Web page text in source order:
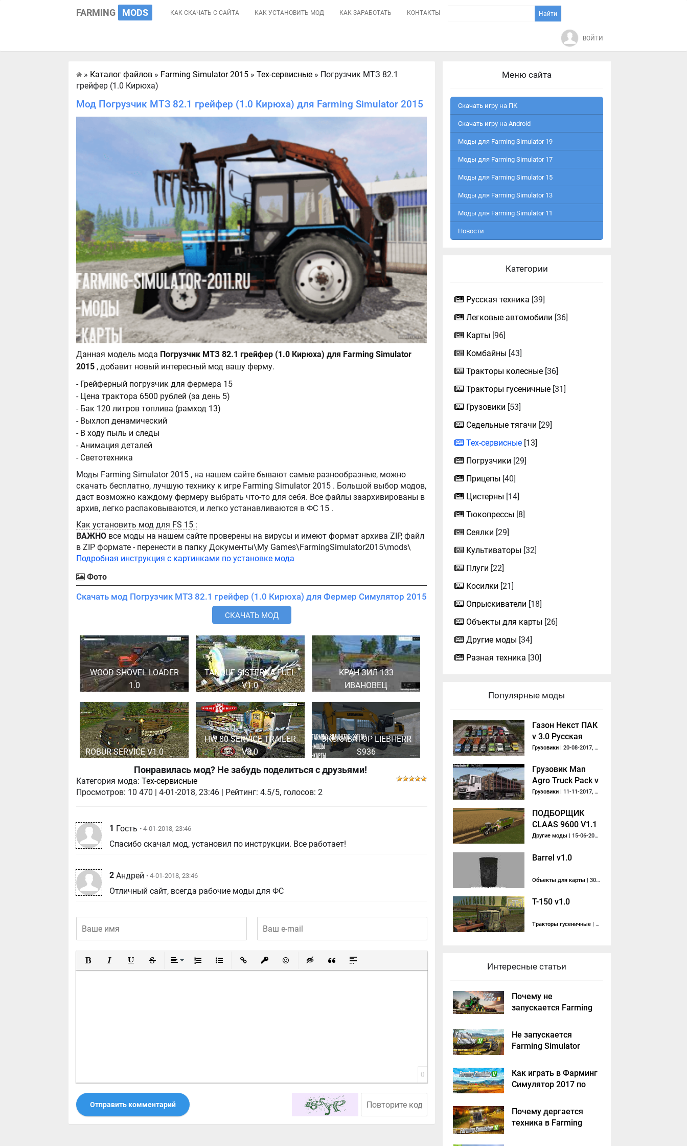
FARMING MODS КАК СКАЧАТЬ С САЙТА КАК УСТАНОВИТЬ МОД КАК ЗАРАБОТАТЬ КОНТАКТЫ
ВОЙТИ
Главная
» Каталог файлов » Farming Simulator 2015 »Тех-сервисные » Погрузчик МТЗ 82.1
грейфер (1.0 Кирюха)
Мод Погрузчик МТЗ 82.1 грейфер (1.0 Кирюха) для Farming Simulator 2015
Данная модель мода Погрузчик МТЗ 82.1 грейфер (1.0 Кирюха) для Farming Simulator
2015 , добавит новый интересный мод вашу ферму.
- Грейферный погрузчик для фермера 15
- Цена трактора 6500 рублей (за день 5)
- Бак 120 литров топлива (рамход 13)
- Выхлоп денамический
- В ходу пыль и следы
- Анимация деталей
- Светотехника
Моды Farming Simulator 2015 , на нашем сайте бывают самые разнообразные, можно
скачать бесплатно, лучшую технику к игре Farming Simulator 2015 . Большой выбор модов,
даст возможно каждому фермеру выбрать что-то для себя. Все файлы заархивированы в
архив, легко распаковываются, и легко устанавливаются в ФС 15 .
Как установить мод для FS 15 :
ВАЖНО все моды на нашем сайте проверены на вирусы и имеют формат архива ZIP, файл
в ZIP формате - перенести в папку Документы\My Games\FarmingSimulator2015\mods\
Подробная инструкция с картинками по установке мода
Фото
Скачать мод Погрузчик МТЗ 82.1 грейфер (1.0 Кирюха) для Фермер Симулятор 2015
СКАЧАТЬ МОД
WOOD SHOVEL LOADER
1.0
TANQUE SISTERNA FUEL
V1.0
КРАН ЗИЛ 133
ИВАНОВЕЦ
ROBUR SERVICE V1.0
HW 80 SERVICE TRAILER
V3.0
ЭКСКАВАТОР LIEBHERR
S936
Понравилась мод? Не забудь поделиться с друзьями!
Категория мода: Тех-сервисные
Просмотров: 10 470 |4-01-2018, 23:46 | Рейтинг: 4.5/5, голосов:2
1 Гость • 4-01-2018, 23:46
Спасибо скачал мод, установил по инструкции. Все работает!
2 Андрей • 4-01-2018, 23:46
Отличный сайт, всегда рабочие моды для ФС
Полужирный
КурсивПодчеркнутый
ЗачеркнутыйВыравнивание
Нумерованный список
Маркированный список
Вставить ссылку
Вставить защищенную ссылку
Вставить смайлик
Вставка скрытого текста
Вставка цитаты
Вставка спойлера
0
Отправить комментарий
Меню сайта
Скачать игру на ПК
Скачать игру на Android
Моды для Farming Simulator 19
Моды для Farming Simulator 17
Моды для Farming Simulator 15
Моды для Farming Simulator 13
Моды для Farming Simulator 11
Новости
Категории
Русская техника [39]
Легковые автомобили [36]
Карты [96]
Комбайны [43]
Тракторы колесные [36]
Тракторы гусеничные [31]
Грузовики [53]
Седельные тягачи [29]
Тех-сервисные [13]
Погрузчики [29]
Прицепы [40]
Цистерны [14]
Тюкопрессы [8]
Сеялки [29]
Культиваторы [32]
Плуги [22]
Косилки [21]
Опрыскиватели [18]
Объекты для карты [26]
Другие моды [34]
Разная техника [30]
Популярные моды
Газон Некст ПАК
v 3.0 Русская
техника
Грузовики | 20-08-2017, 19:49
Грузовик Man
Agro Truck Pack v
1.1
Грузовики | 11-11-2017, 20:05
ПОДБОРЩИК
CLAAS 9600 V1.1
Другие моды | 15-06-2017, 14:56
Barrel v1.0
Объекты для карты | 30-12-2014, 19:18
T-150 v1.0
Тракторы гусеничные | 22-12-2014, 18:18
Интересные статьи
Почему не
запускается Farming
решение
Не запускается
Farming Simulator
Как играть в Фарминг
Симулятор 2017 по
Почему дергается
техника в Farming